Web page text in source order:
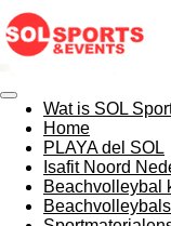
Ga
direct
naar
hoofdinhoud
Wat is SOL
Home
PLAYA del SOL
Isafit Noord
Beachvolleybal